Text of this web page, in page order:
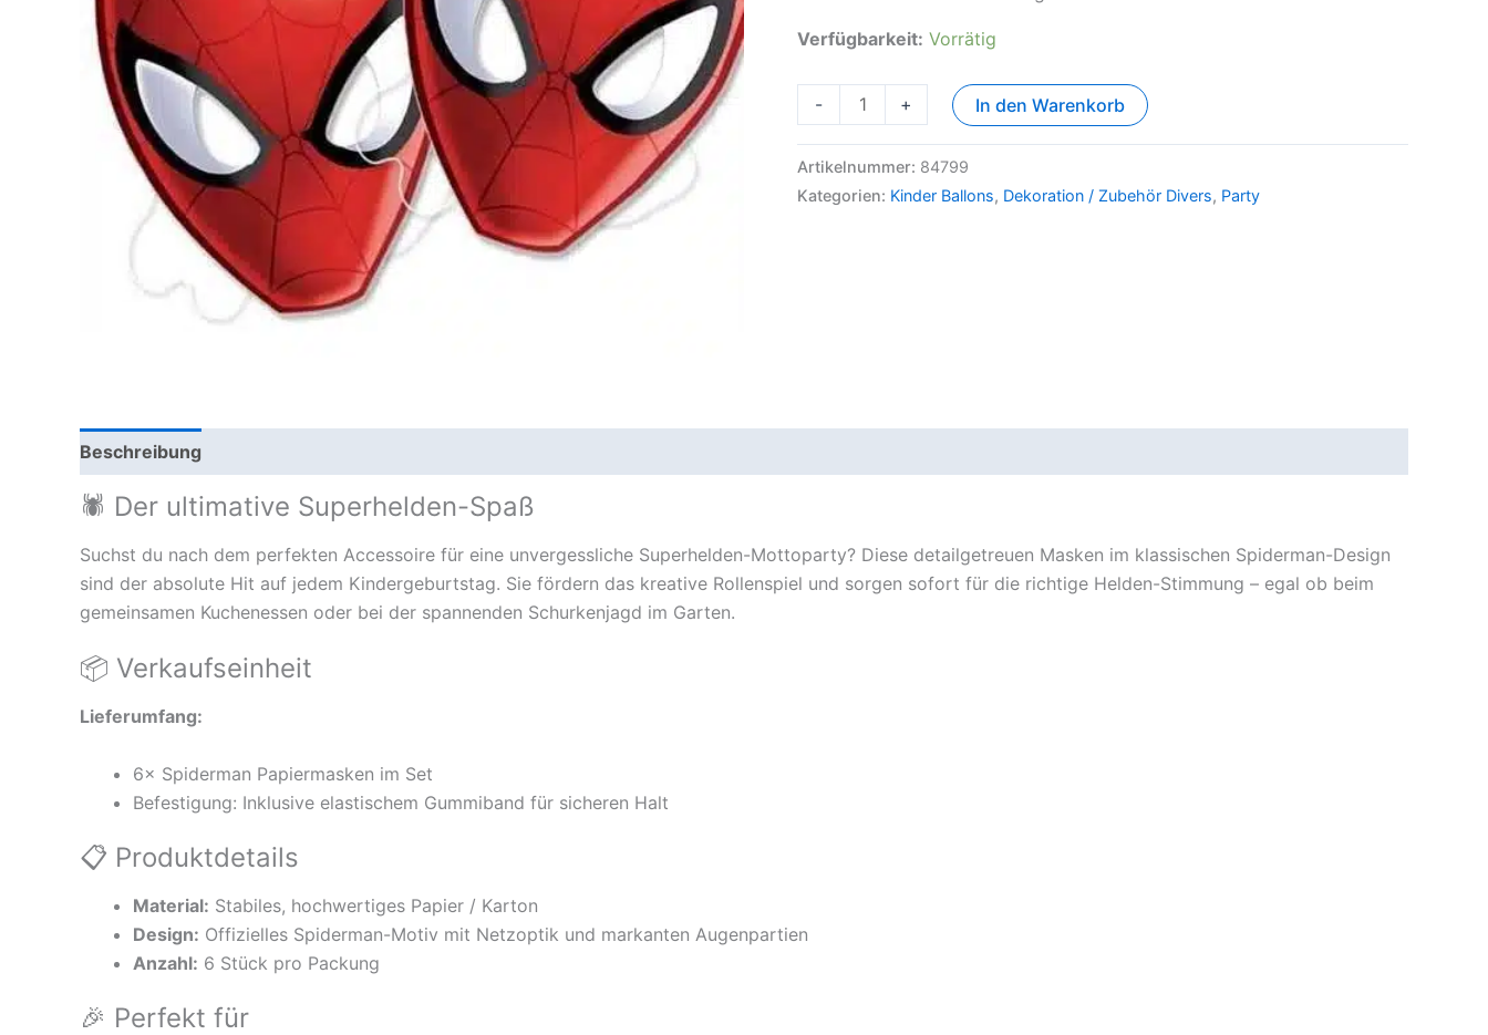
Verfügbarkeit: Vorrätig
- + In den Warenkorb
Artikelnummer: 84799
Kategorien: Kinder Ballons, Dekoration / Zubehör Divers, Party
Beschreibung
🕷️ Der ultimative Superhelden-Spaß
Suchst du nach dem perfekten Accessoire für eine unvergessliche Superhelden-Mottoparty? Diese detailgetreuen Masken im klassischen Spiderman-Design
sind der absolute Hit auf jedem Kindergeburtstag. Sie fördern das kreative Rollenspiel und sorgen sofort für die richtige Helden-Stimmung – egal ob beim
gemeinsamen Kuchenessen oder bei der spannenden Schurkenjagd im Garten.
📦 Verkaufseinheit
Lieferumfang:
6× Spiderman Papiermasken im Set
Befestigung: Inklusive elastischem Gummiband für sicheren Halt
📋 Produktdetails
Material: Stabiles, hochwertiges Papier / Karton
Design: Offizielles Spiderman-Motiv mit Netzoptik und markanten Augenpartien
Anzahl: 6 Stück pro Packung
🎉 Perfekt für